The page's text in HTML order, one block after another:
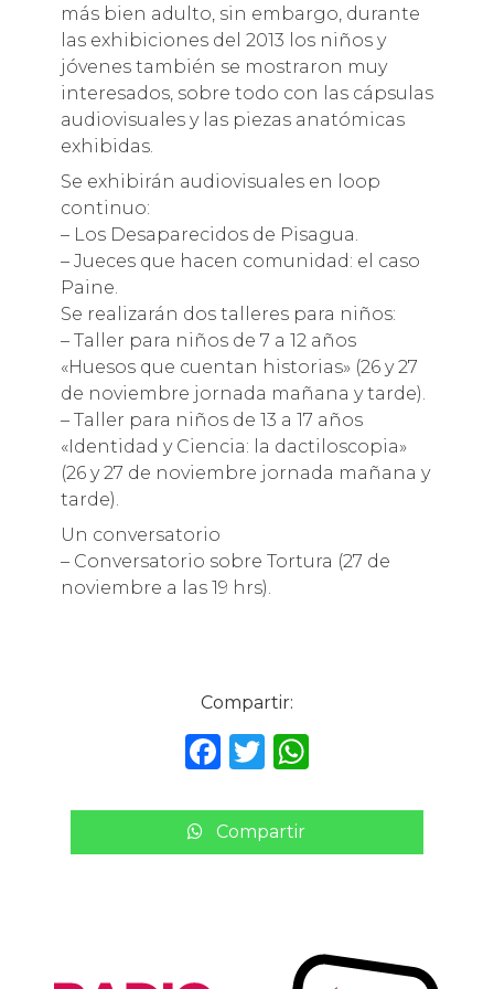
más bien adulto, sin embargo, durante
las exhibiciones del 2013 los niños y
jóvenes también se mostraron muy
interesados, sobre todo con las cápsulas
audiovisuales y las piezas anatómicas
exhibidas.
Se exhibirán audiovisuales en loop
continuo:
– Los Desaparecidos de Pisagua.
– Jueces que hacen comunidad: el caso
Paine.
Se realizarán dos talleres para niños:
– Taller para niños de 7 a 12 años
«Huesos que cuentan historias» (26 y 27
de noviembre jornada mañana y tarde).
– Taller para niños de 13 a 17 años
«Identidad y Ciencia: la dactiloscopia»
(26 y 27 de noviembre jornada mañana y
tarde).
Un conversatorio
– Conversatorio sobre Tortura (27 de
noviembre a las 19 hrs).
Compartir:
F
c
e
T
it
te
W
a
ts
p
Compartir